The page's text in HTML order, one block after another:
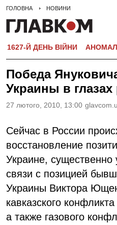
ГОЛОВНА НОВИНИ
1627-Й ДЕНЬ ВІЙНИ
Победа
Украины в
27 лютого, 2010, 13:00
Сейчас в России
восстановление
Украине, существенно
связи с позицией
Украины Виктора
кавказского
а также газового